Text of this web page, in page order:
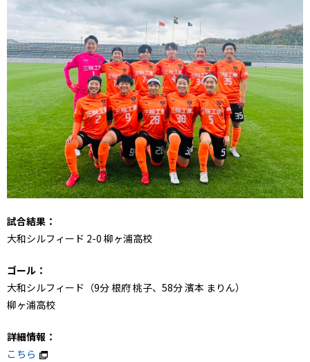
試合結果：
大和シルフィード 2-0 柳ヶ浦高校
ゴール：
大和シルフィード（9分 根府 桃子、58分 濱本 まりん）
柳ヶ浦高校
詳細情報：
こちら